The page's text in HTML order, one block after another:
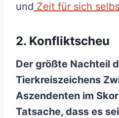
und Zeit für sich
2. Konfliktscheu
Der größte Nachteil
Tierkreiszeichens
Aszendenten im
Tatsache, dass es